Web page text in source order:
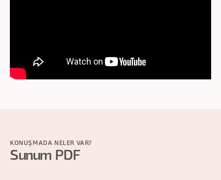
KONUŞMADA NELER VAR?
Sunum PDF